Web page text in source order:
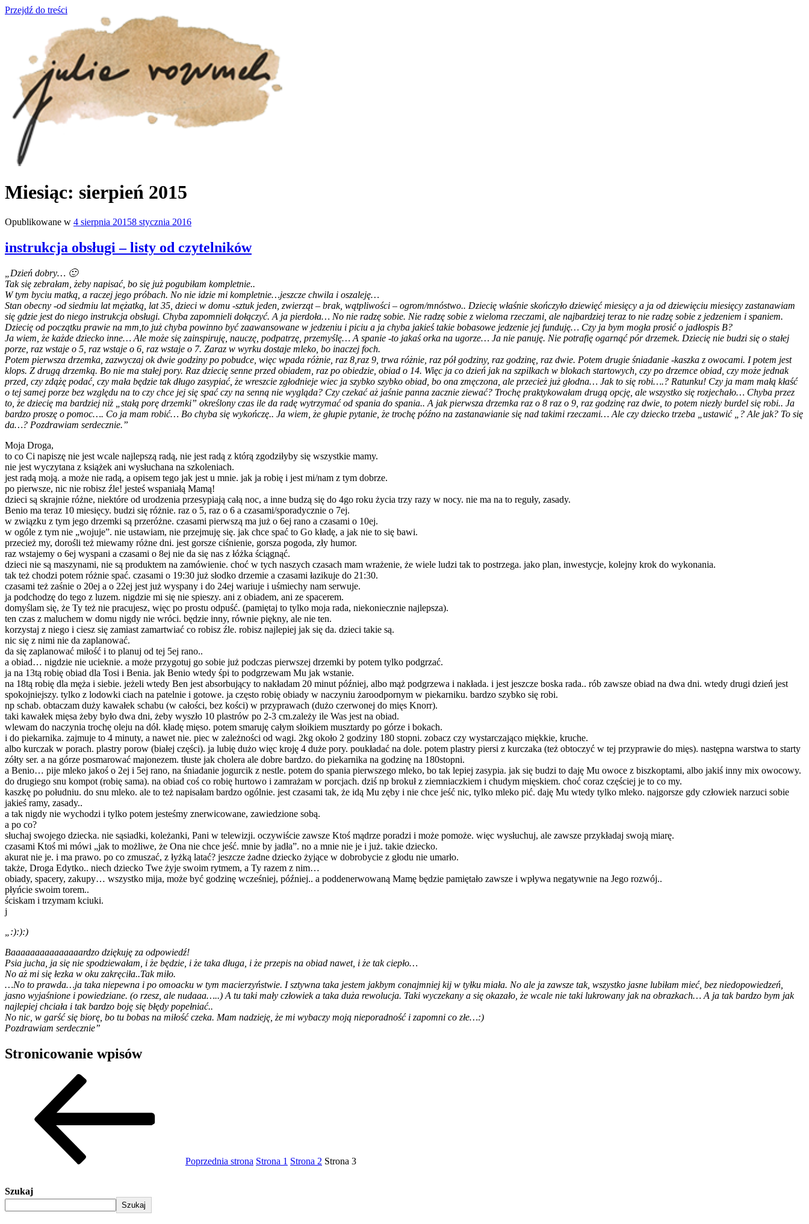
Przejdź do treści
julia rozumek
o życiu i szukaniu w nim szczęścia
Miesiąc: sierpień 2015
Opublikowane w 4 sierpnia 20158 stycznia 2016
instrukcja obsługi – listy od czytelników
„Dzień dobry… 🙂
Tak się zebrałam, żeby napisać, bo się już pogubiłam kompletnie..
W tym byciu matką, a raczej jego próbach. No nie idzie mi kompletnie…jeszcze chwila i oszaleję…
Stan obecny -od siedmiu lat mężatką, lat 35, dzieci w domu -sztuk jeden, zwierząt – brak, wątpliwości – ogrom/mnóstwo.. Dziecię właśnie skończyło dziewięć miesięcy a ja od dziewięciu miesięcy zastanawiam
się gdzie jest do niego instrukcja obsługi. Chyba zapomnieli dołączyć. A ja pierdoła… No nie radzę sobie. Nie radzę sobie z wieloma rzeczami, ale najbardziej teraz to nie radzę sobie z jedzeniem i spaniem.
Dziecię od początku prawie na mm,to już chyba powinno być zaawansowane w jedzeniu i piciu a ja chyba jakieś takie bobasowe jedzenie jej funduję… Czy ja bym mogła prosić o jadłospis B?
Ja wiem, że każde dziecko inne… Ale może się zainspiruję, nauczę, podpatrzę, przemyślę… A spanie -to jakaś orka na ugorze… Ja nie panuję. Nie potrafię ogarnąć pór drzemek. Dziecię nie budzi się o stałej
porze, raz wstaje o 5, raz wstaje o 6, raz wstaje o 7. Zaraz w wyrku dostaje mleko, bo inaczej foch.
Potem pierwsza drzemka, zazwyczaj ok dwie godziny po pobudce, więc wpada różnie, raz 8,raz 9, trwa różnie, raz pół godziny, raz godzinę, raz dwie. Potem drugie śniadanie -kaszka z owocami. I potem jest
klops. Z drugą drzemką. Bo nie ma stałej pory. Raz dziecię senne przed obiadem, raz po obiedzie, obiad o 14. Więc ja co dzień jak na szpilkach w blokach startowych, czy po drzemce obiad, czy może jednak
przed, czy zdążę podać, czy mała będzie tak długo zasypiać, że wreszcie zgłodnieje wiec ja szybko szybko obiad, bo ona zmęczona, ale przecież już głodna… Jak to się robi….? Ratunku! Czy ja mam małą kłaść
o tej samej porze bez względu na to czy chce jej się spać czy na senną nie wygląda? Czy czekać aż jaśnie panna zacznie ziewać? Trochę praktykowałam drugą opcję, ale wszystko się rozjechało… Chyba przez
to, że dziecię ma bardziej niż „stałą porę drzemki” określony czas ile da radę wytrzymać od spania do spania.. A jak pierwsza drzemka raz o 8 raz o 9, raz godzinę raz dwie, to potem niezły burdel się robi.. Ja
bardzo proszę o pomoc…. Co ja mam robić… Bo chyba się wykończę.. Ja wiem, że głupie pytanie, że trochę późno na zastanawianie się nad takimi rzeczami… Ale czy dziecko trzeba „ustawić „? Ale jak? To się
da…? Pozdrawiam serdecznie.”
Moja Droga,
to co Ci napiszę nie jest wcale najlepszą radą, nie jest radą z którą zgodziłyby się wszystkie mamy.
nie jest wyczytana z książek ani wysłuchana na szkoleniach.
jest radą moją. a może nie radą, a opisem tego jak jest u mnie. jak ja robię i jest mi/nam z tym dobrze.
po pierwsze, nic nie robisz źle! jesteś wspaniałą Mamą!
dzieci są skrajnie różne, niektóre od urodzenia przesypiają całą noc, a inne budzą się do 4go roku życia trzy razy w nocy. nie ma na to reguły, zasady.
Benio ma teraz 10 miesięcy. budzi się różnie. raz o 5, raz o 6 a czasami/sporadycznie o 7ej.
w związku z tym jego drzemki są przeróżne. czasami pierwszą ma już o 6ej rano a czasami o 10ej.
w ogóle z tym nie „wojuje”. nie ustawiam, nie przejmuję się. jak chce spać to Go kładę, a jak nie to się bawi.
przecież my, dorośli też miewamy różne dni. jest gorsze ciśnienie, gorsza pogoda, zły humor.
raz wstajemy o 6ej wyspani a czasami o 8ej nie da się nas z łóżka ściągnąć.
dzieci nie są maszynami, nie są produktem na zamówienie. choć w tych naszych czasach mam wrażenie, że wiele ludzi tak to postrzega. jako plan, inwestycje, kolejny krok do wykonania.
tak też chodzi potem różnie spać. czasami o 19:30 już słodko drzemie a czasami łazikuje do 21:30.
czasami też zaśnie o 20ej a o 22ej jest już wyspany i do 24ej wariuje i uśmiechy nam serwuje.
ja podchodzę do tego z luzem. nigdzie mi się nie spieszy. ani z obiadem, ani ze spacerem.
domyślam się, że Ty też nie pracujesz, więc po prostu odpuść. (pamiętaj to tylko moja rada, niekoniecznie najlepsza).
ten czas z maluchem w domu nigdy nie wróci. będzie inny, równie piękny, ale nie ten.
korzystaj z niego i ciesz się zamiast zamartwiać co robisz źle. robisz najlepiej jak się da. dzieci takie są.
nic się z nimi nie da zaplanować.
da się zaplanować miłość i to planuj od tej 5ej rano..
a obiad… nigdzie nie ucieknie. a może przygotuj go sobie już podczas pierwszej drzemki by potem tylko podgrzać.
ja na 13tą robię obiad dla Tosi i Benia. jak Benio wtedy śpi to podgrzewam Mu jak wstanie.
na 18tą robię dla męża i siebie. jeżeli wtedy Ben jest absorbujący to nakładam 20 minut później, albo mąż podgrzewa i nakłada. i jest jeszcze boska rada.. rób zawsze obiad na dwa dni. wtedy drugi dzień jest
spokojniejszy. tylko z lodowki ciach na patelnie i gotowe. ja często robię obiady w naczyniu żaroodpornym w piekarniku. bardzo szybko się robi.
np schab. obtaczam duży kawałek schabu (w całości, bez kości) w przyprawach (dużo czerwonej do mięs Knorr).
taki kawałek mięsa żeby było dwa dni, żeby wyszło 10 plastrów po 2-3 cm.zależy ile Was jest na obiad.
wlewam do naczynia trochę oleju na dół. kładę mięso. potem smaruję całym słoikiem musztardy po górze i bokach.
i do piekarnika. zajmuje to 4 minuty, a nawet nie. piec w zależności od wagi. 2kg około 2 godziny 180 stopni. zobacz czy wystarczająco miękkie, kruche.
albo kurczak w porach. plastry porow (białej części). ja lubię dużo więc kroję 4 duże pory. poukładać na dole. potem plastry piersi z kurczaka (też obtoczyć w tej przyprawie do mięs). następna warstwa to starty
zółty ser. a na górze posmarować majonezem. tłuste jak cholera ale dobre bardzo. do piekarnika na godzinę na 180stopni.
a Benio… pije mleko jakoś o 2ej i 5ej rano, na śniadanie jogurcik z nestle. potem do spania pierwszego mleko, bo tak lepiej zasypia. jak się budzi to daję Mu owoce z biszkoptami, albo jakiś inny mix owocowy.
do drugiego snu kompot (robię sama). na obiad coś co robię hurtowo i zamrażam w porcjach. dziś np brokuł z ziemniaczkiem i chudym mięskiem. choć coraz częściej je to co my.
kaszkę po południu. do snu mleko. ale to też napisałam bardzo ogólnie. jest czasami tak, że idą Mu zęby i nie chce jeść nic, tylko mleko pić. daję Mu wtedy tylko mleko. najgorsze gdy człowiek narzuci sobie
jakieś ramy, zasady..
a tak nigdy nie wychodzi i tylko potem jesteśmy znerwicowane, zawiedzione sobą.
a po co?
słuchaj swojego dziecka. nie sąsiadki, koleżanki, Pani w telewizji. oczywiście zawsze Ktoś mądrze poradzi i może pomoże. więc wysłuchuj, ale zawsze przykładaj swoją miarę.
czasami Ktoś mi mówi „jak to możliwe, że Ona nie chce jeść. mnie by jadła”. no a mnie nie je i już. takie dziecko.
akurat nie je. i ma prawo. po co zmuszać, z łyżką latać? jeszcze żadne dziecko żyjące w dobrobycie z głodu nie umarło.
także, Droga Edytko.. niech dziecko Twe żyje swoim rytmem, a Ty razem z nim…
obiady, spacery, zakupy… wszystko mija, może być godzinę wcześniej, później.. a poddenerwowaną Mamę będzie pamiętało zawsze i wpływa negatywnie na Jego rozwój..
płyńcie swoim torem..
ściskam i trzymam kciuki.
j
„:):):)
Baaaaaaaaaaaaaaardzo dziękuję za odpowiedź!
Psia jucha, ja się nie spodziewałam, i że będzie, i że taka długa, i że przepis na obiad nawet, i że tak ciepło…
No aż mi się łezka w oku zakręciła..Tak miło.
…No to prawda…ja taka niepewna i po omoacku w tym macierzyństwie. I sztywna taka jestem jakbym conajmniej kij w tyłku miała. No ale ja zawsze tak, wszystko jasne lubiłam mieć, bez niedopowiedzeń,
jasno wyjaśnione i powiedziane. (o rzesz, ale nudaaa…..) A tu taki mały człowiek a taka duża rewolucja. Taki wyczekany a się okazało, że wcale nie taki lukrowany jak na obrazkach… A ja tak bardzo bym jak
najlepiej chciała i tak bardzo boję się błędy popełniać..
No nic, w garść się biorę, bo tu bobas na miłość czeka. Mam nadzieję, że mi wybaczy moją nieporadność i zapomni co złe…:)
Pozdrawiam serdecznie”
Stronicowanie wpisów
Poprzednia strona Strona 1 Strona 2 Strona 3
Szukaj
Szukaj